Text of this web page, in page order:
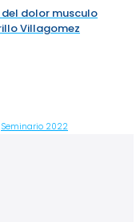
dolor musculo
Villagomez
Seminario 2022